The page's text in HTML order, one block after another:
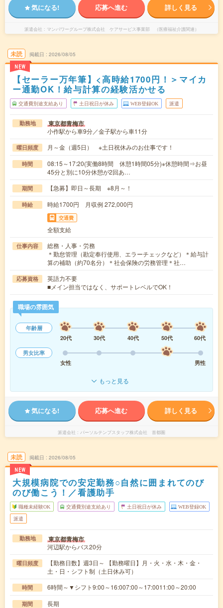
気になる! 応募へ進む 詳しく見る
派遣会社 マンパワーグループ株式会社 ケアサービス事業部 （医療福祉介護関連）
未読
NEW
掲載日 2026/08/05
【セーラー万年筆】<高時給1700円！＞マイカ
ー通勤OK！給与計算の経験活かせる
交通費別途支給あり 土日祝日が休み WEB登録OK 派遣
勤務地 東京都青梅市
小作駅から車9分／金子駅から車11分
曜日頻度 月～金（週5日） ※土日祝休みのお仕事です！
時間
08:15～17:20(実働8時間 休憩1時間05分)※休憩時間⇒お昼
45分と別に10分休憩が2回あ…
期間 【急募】即日～長期 ※8月～！
時給 時給1700円 月収例 272,000円
交通費
全額支給
仕事内容
総務・人事・労務
＊勤怠管理（勘定奉行使用、エラーチェックなど）＊給与計
算の補助（約70名分）＊社会保険の労務管理＊社…
応募資格
英語力不要
■メイン担当ではなく、サポートレベルでOK！
職場の雰囲気
年齢層
20代
30代 40代 50代
60代
男女比率
女性
男性
もっと見る
気になる! 応募へ進む 詳しく見る
派遣会社 パーソルテンプスタッフ株式会社 首都圏
未読
NEW
掲載日 2026/08/05
大規模病院での安定勤務○自然に囲まれてのび
のび働こう！／看護助手
職種未経験OK 交通費別途支給あり 土日祝日が休み WEB登録OK
派遣
勤務地 東京都青梅市
河辺駅からバス20分
曜日頻度
【勤務日数】週3日～ 【勤務曜日】月・火・水・木・金・
土・日・シフト制（土日休み可）
時間 6時間～▼シフト9:00～16:007:00～17:0011:00～20:00
期間 長期